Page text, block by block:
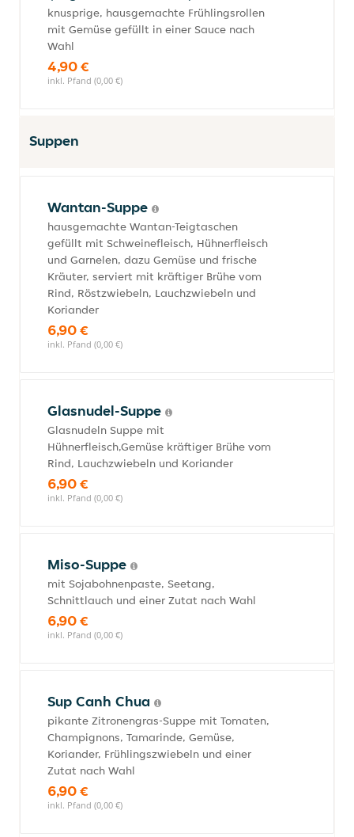
knusprige, hausgemachte Frühlingsrollen
mit Gemüse gefüllt in einer Sauce nach
Wahl
4,90 €
inkl. Pfand (0,00 €)
Suppen
Wantan-Suppe
hausgemachte Wantan-Teigtaschen
gefüllt mit Schweinefleisch, Hühnerfleisch
und Garnelen, dazu Gemüse und frische
Kräuter, serviert mit kräftiger Brühe vom
Rind, Röstzwiebeln, Lauchzwiebeln und
Koriander
6,90 €
inkl. Pfand (0,00 €)
Glasnudel-Suppe
Glasnudeln Suppe mit
Hühnerfleisch,Gemüse kräftiger Brühe vom
Rind, Lauchzwiebeln und Koriander
6,90 €
inkl. Pfand (0,00 €)
Miso-Suppe
mit Sojabohnenpaste, Seetang,
Schnittlauch und einer Zutat nach Wahl
6,90 €
inkl. Pfand (0,00 €)
Sup Canh Chua
pikante Zitronengras-Suppe mit Tomaten,
Champignons, Tamarinde, Gemüse,
Koriander, Frühlingszwiebeln und einer
Zutat nach Wahl
6,90 €
inkl. Pfand (0,00 €)